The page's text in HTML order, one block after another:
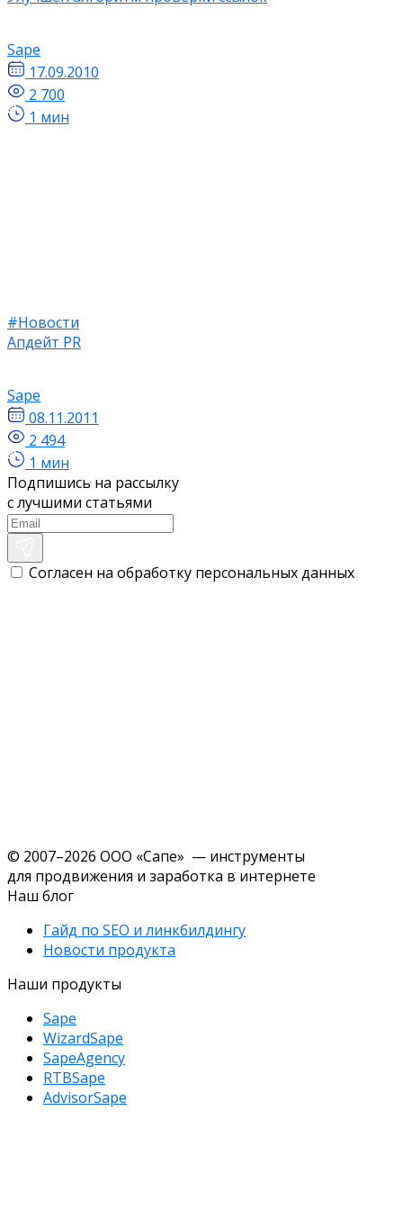
Sape
17.09.2010
2 700
1 мин
#Новости
Апдейт PR
Sape
08.11.2011
2 494
1 мин
Подпишись на рассылку
с лучшими статьями
Согласен на обработку персональных данных
© 2007–2026 ООО «Сапе» — инструменты
для продвижения и заработка в интернете
Наш блог
Гайд по SEO и линкбилдингу
Новости продукта
Наши продукты
Sape
WizardSape
SapeAgency
RTBSape
AdvisorSape